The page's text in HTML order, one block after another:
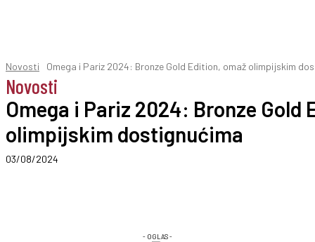
Novosti Omega i Pariz 2024: Bronze Gold Edition, omaž olimpijskim
Novosti
Omega i Pariz 2024: Bronze Gold
olimpijskim dostignućima
03/08/2024
- OGLAS -